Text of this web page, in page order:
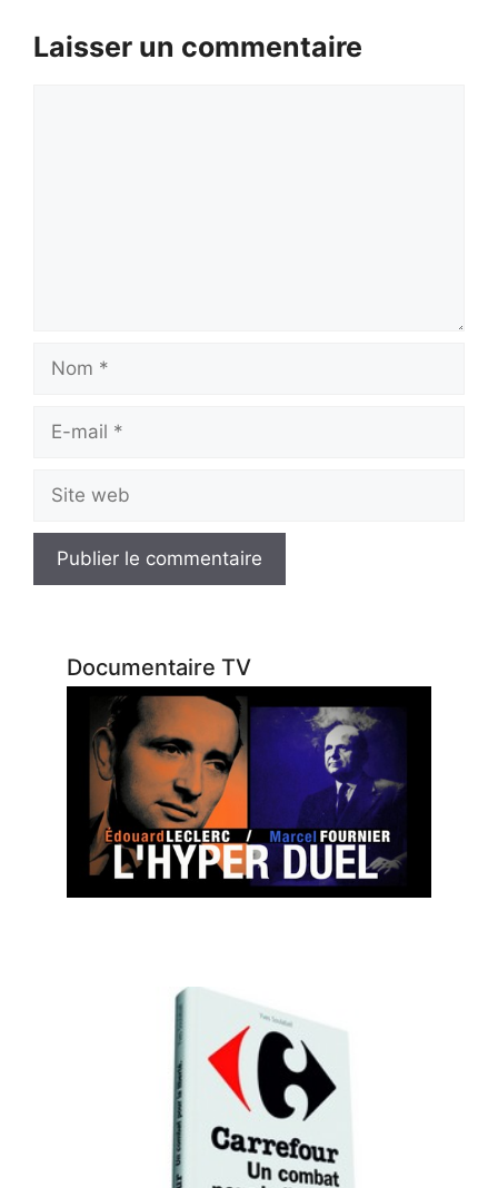
Laisser un commentaire
Nom
Site
web
Documentaire TV